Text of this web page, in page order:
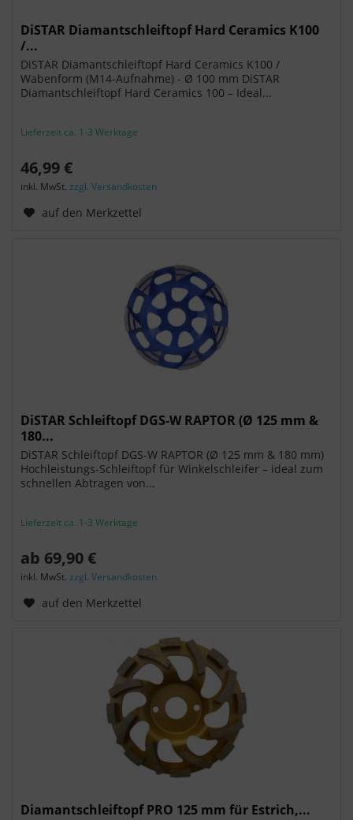
DiSTAR Diamantschleiftopf Hard Ceramics K100
/...
DiSTAR Diamantschleiftopf Hard Ceramics K100 /
Wabenform (M14-Aufnahme) - Ø 100 mm DiSTAR
Diamantschleiftopf Hard Ceramics 100 – Ideal...
Lieferzeit ca. 1-3 Werktage
46,99 €
inkl. MwSt.zzgl. Versandkosten
auf den Merkzettel
DiSTAR Schleiftopf DGS-W RAPTOR (Ø 125 mm &
180...
DiSTAR Schleiftopf DGS-W RAPTOR (Ø 125 mm & 180 mm)
Hochleistungs-Schleiftopf für Winkelschleifer – ideal zum
schnellen Abtragen von...
Lieferzeit ca. 1-3 Werktage
ab 69,90 €
inkl. MwSt.zzgl. Versandkosten
auf den Merkzettel
Diamantschleiftopf PRO 125 mm für Estrich,...